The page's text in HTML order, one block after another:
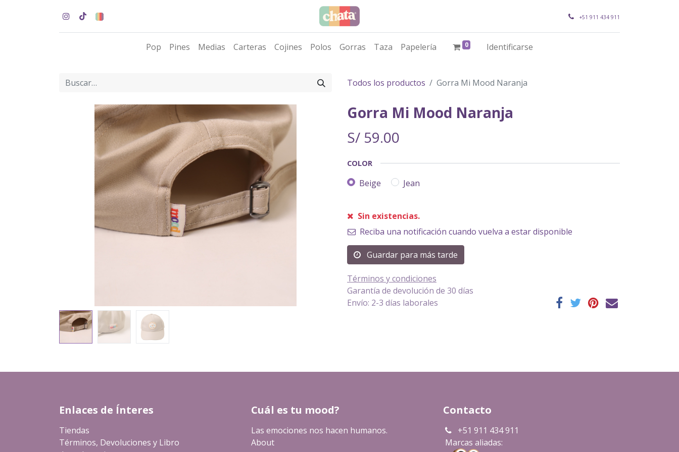
+51 911 434 911
Pop Pines Medias Carteras Cojines Polos Gorras Taza Papelería 0 Identificarse
Todos los productos Gorra Mi Mood Naranja
Gorra Mi Mood Naranja
S/ 59.00
COLOR
Beige Jean
Sin existencias.
Reciba una notificación cuando vuelva a estar disponible
Guardar para más tarde
Términos y condiciones
Garantía de devolución de 30 días
Envío: 2-3 días laborales
Enlaces de Ínteres
Tiendas
Términos, Devoluciones y Libro
Cuál es tu mood?
Las emociones nos hacen humanos.
About
Contacto
+51 911 434 911
Marcas aliadas: